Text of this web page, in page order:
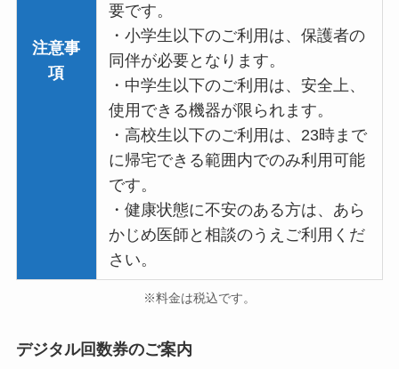
注意事
項
要です。
・小学生以下のご利用は、保護者の
同伴が必要となります。
・中学生以下のご利用は、安全上、
使用できる機器が限られます。
・高校生以下のご利用は、23時まで
に帰宅できる範囲内でのみ利用可能
です。
・健康状態に不安のある方は、あら
かじめ医師と相談のうえご利用くだ
さい。
※料金は税込です。
デジタル回数券のご案内